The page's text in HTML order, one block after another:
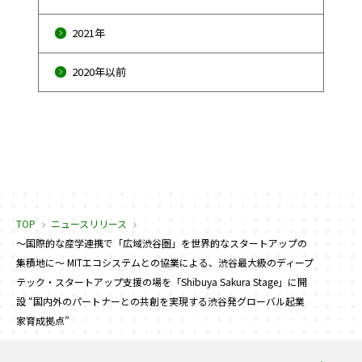
2021年
2020年以前
TOP
ニュースリリース
～国際的な産学連携で「広域渋谷圏」を世界的なスタートアップの
集積地に～ MITエコシステムとの協業による、渋谷最大級のディープ
テック・スタートアップ支援の場を「Shibuya Sakura Stage」に開
設 “国内外のパートナーとの共創を実現する渋谷発グローバル起業
家育成拠点”